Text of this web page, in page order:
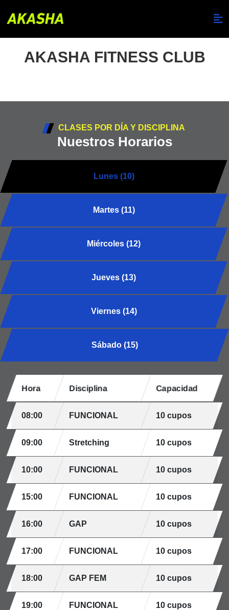
AKASHA FITNESS CLUB
CLASES POR DÍA Y DISCIPLINA
Nuestros Horarios
Lunes (10)
Martes (11)
Miércoles (12)
Jueves (13)
Viernes (14)
Sábado (15)
Hora Disciplina Capacidad
08:00 FUNCIONAL 10 cupos
09:00 Stretching 10 cupos
10:00 FUNCIONAL 10 cupos
15:00 FUNCIONAL 10 cupos
16:00 GAP 10 cupos
17:00 FUNCIONAL 10 cupos
18:00 GAP FEM 10 cupos
19:00 FUNCIONAL 10 cupos